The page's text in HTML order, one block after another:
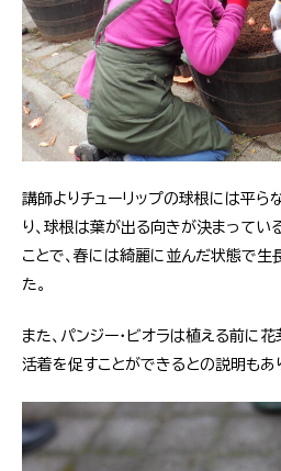
講師よりチューリップの球根には平ら
り、球根は葉が出る向きが決まってい
ことで、春には綺麗に並んだ状態で生
た。
また、パンジー・ビオラは植える前に
活着を促すことができるとの説明もあ